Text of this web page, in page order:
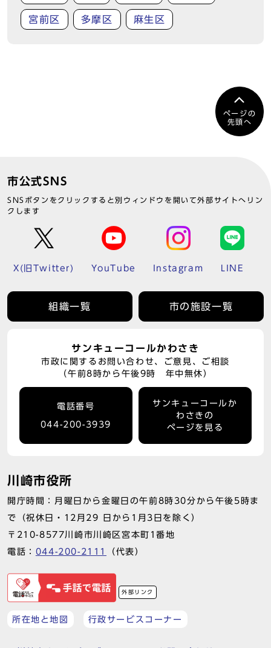
宮前区 多摩区 麻生区
ページの
先頭へ
市公式SNS
SNSボタンをクリックすると別ウィンドウを開いて外部サイトへリン
クします
X(旧Twitter) YouTube Instagram LINE
組織一覧 市の施設一覧
サンキューコールかわさき
市政に関するお問い合わせ、ご意見、ご相談
（午前8時から午後9時 年中無休）
電話番号
044-200-3939
サンキューコールか
わさきの
ページを見る
川崎市役所
開庁時間：月曜日から金曜日の午前8時30分から午後5時ま
で（祝休日・12月29 日から1月3日を除く）
〒210-8577川崎市川崎区宮本町1番地
電話： 044-200-2111 （代表）
外部リンク
所在地と地図 行政サービスコーナー